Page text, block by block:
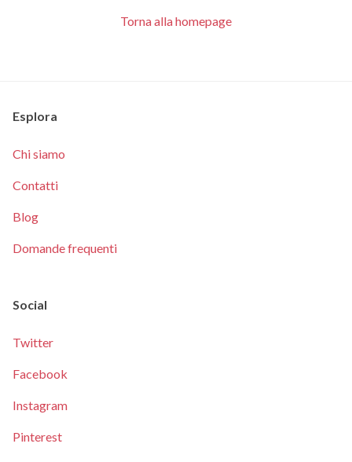
Torna alla homepage
Esplora
Chi siamo
Contatti
Blog
Domande frequenti
Social
Twitter
Facebook
Instagram
Pinterest